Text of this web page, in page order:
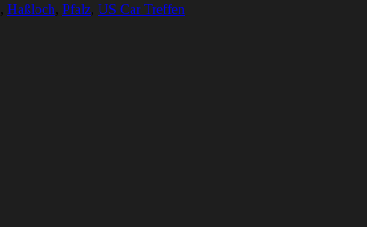
, Haßloch, Pfalz, US Car Treffen